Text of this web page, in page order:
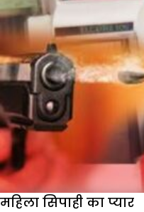
महिला सिपाही का प्यार